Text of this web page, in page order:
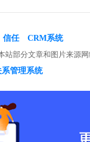
信任
CRM系统
站部分文章和图片来源
系管理系统